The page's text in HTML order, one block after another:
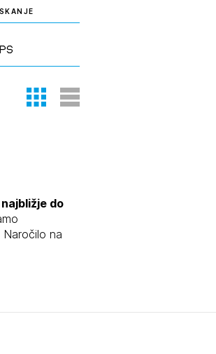
Thumbnail View
List View
do
na